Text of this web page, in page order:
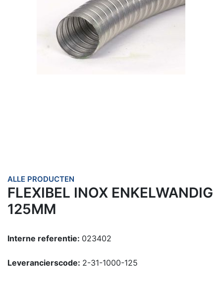
ALLE PRODUCTEN
FLEXIBEL INOX ENKELWANDIG
125MM
Interne referentie: 023402
Leverancierscode: 2-31-1000-125